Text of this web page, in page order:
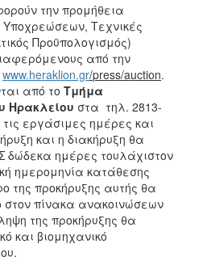
την προμήθεια
Τεχνικές
Προϋπολογισμός)
από την
www.heraklion.gr/press/auction.
από το Τμήμα
Ηρακλείου στα τηλ. 2813-
εργάσιμες ημέρες και
και η διακήρυξη θα
δώδεκα ημέρες τουλάχιστον
ημερομηνία κατάθεσης
της προκήρυξης αυτής θα
στον πίνακα ανακοινώσεων
της προκήρυξης θα
και βιομηχανικό